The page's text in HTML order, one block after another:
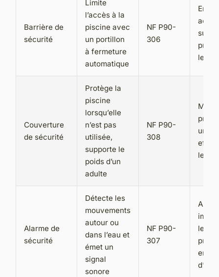
Barrière de
sécurité
Limite
l’accès à la
piscine avec
un portillon
à fermeture
automatique
NF P90-
306
les
Couverture
de sécurité
Protège la
piscine
lorsqu’elle
n’est pas
utilisée,
supporte le
poids d’un
adulte
NF P90-
308
une
les
Alarme de
sécurité
Détecte les
mouvements
autour ou
dans l’eau et
émet un
signal
sonore
NF P90-
307
Alerte
les
en